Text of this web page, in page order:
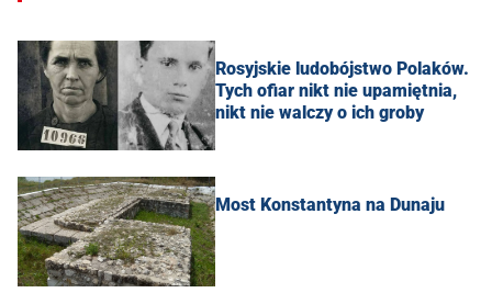
Rosyjskie ludobójstwo Polaków.
Tych ofiar nikt nie upamiętnia,
nikt nie walczy o ich groby
Most Konstantyna na Dunaju